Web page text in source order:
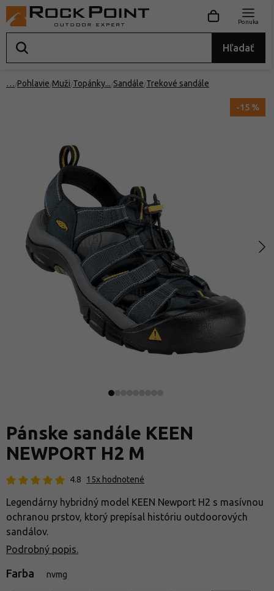
Hľadať
Ponuka
… Pohlavie Muži Topánky Sandále Trekové sandále
-15 %
Pánske sandále KEEN
NEWPORT H2 M
4.8 15x hodnotené
Legendárny hybridný model KEEN Newport H2 s masívnou
ochranou prstov, ktorý prepísal históriu outdoorových
sandálov.
Podrobný popis.
Farba nvmg